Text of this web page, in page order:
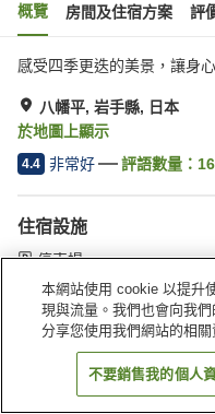
概覽 房間及住宿方案 評
感受四季更迭的美景，讓身
八幡平, 岩手縣, 日本
於地圖上顯示
4.4 非常好 評語數量：
住宿設施
停車場
餐廳
主頁 日本 岩手縣 八
本網站使用 cookie 以提升
現與流量。我們也會向我
分享您使用我們網站的相關
不要銷售我的個人